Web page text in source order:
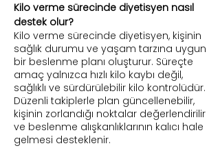
Kilo verme sürecinde diyetisyen nasıl
destek olur?
Kilo verme sürecinde diyetisyen, kişinin
sağlık durumu ve yaşam tarzına uygun
bir beslenme planı oluşturur. Süreçte
amaç yalnızca hızlı kilo kaybı değil,
sağlıklı ve sürdürülebilir kilo kontrolüdür.
Düzenli takiplerle plan güncellenebilir,
kişinin zorlandığı noktalar değerlendirilir
ve beslenme alışkanlıklarının kalıcı hale
gelmesi desteklenir.